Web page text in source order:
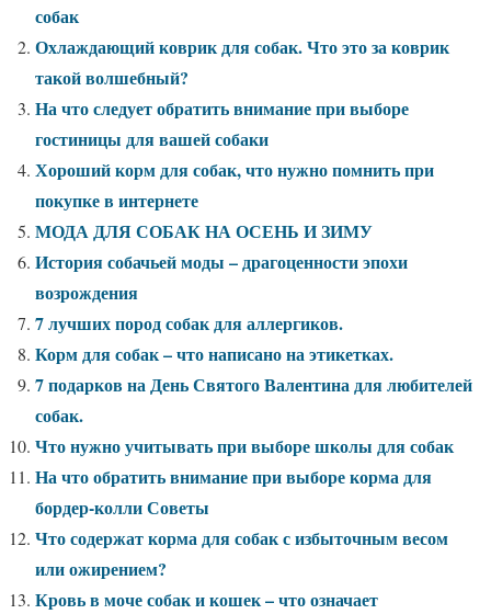
собак
Охлаждающий коврик для собак. Что это за коврик
такой волшебный?
На что следует обратить внимание при выборе
гостиницы для вашей собаки
Хороший корм для собак, что нужно помнить при
покупке в интернете
МОДА ДЛЯ СОБАК НА ОСЕНЬ И ЗИМУ
История собачьей моды – драгоценности эпохи
возрождения
7 лучших пород собак для аллергиков.
Корм для собак – что написано на этикетках.
7 подарков на День Святого Валентина для любителей
собак.
Что нужно учитывать при выборе школы для собак
На что обратить внимание при выборе корма для
бордер-колли Советы
Что содержат корма для собак с избыточным весом
или ожирением?
Кровь в моче собак и кошек – что означает